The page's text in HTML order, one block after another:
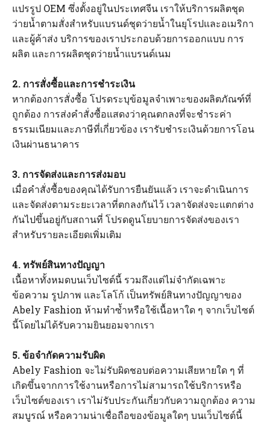
แปรรูป OEM ซึ่งตั้งอยู่ในประเทศจีน เราให้บริการผลิตชุด
ว่ายน้ำตามสั่งสำหรับแบรนด์ชุดว่ายน้ำในยุโรปและอเมริกา
และผู้ค้าส่ง บริการของเราประกอบด้วยการออกแบบ การ
ผลิต และการผลิตชุดว่ายน้ำแบรนด์เนม
2. การสั่งซื้อและการชำระเงิน
หากต้องการสั่งซื้อ โปรดระบุข้อมูลจำเพาะของผลิตภัณฑ์ที่
ถูกต้อง การส่งคำสั่งซื้อแสดงว่าคุณตกลงที่จะชำระค่า
ธรรมเนียมและภาษีที่เกี่ยวข้อง เรารับชำระเงินด้วยการโอน
เงินผ่านธนาคาร
3. การจัดส่งและการส่งมอบ
เมื่อคำสั่งซื้อของคุณได้รับการยืนยันแล้ว เราจะดำเนินการ
และจัดส่งตามระยะเวลาที่ตกลงกันไว้ เวลาจัดส่งจะแตกต่าง
กันไปขึ้นอยู่กับสถานที่ โปรดดูนโยบายการจัดส่งของเรา
สำหรับรายละเอียดเพิ่มเติม
4. ทรัพย์สินทางปัญญา
เนื้อหาทั้งหมดบนเว็บไซต์นี้ รวมถึงแต่ไม่จำกัดเฉพาะ
ข้อความ รูปภาพ และโลโก้ เป็นทรัพย์สินทางปัญญาของ
Abely Fashion ห้ามทำซ้ำหรือใช้เนื้อหาใด ๆ จากเว็บไซต์
นี้โดยไม่ได้รับความยินยอมจากเรา
5. ข้อจำกัดความรับผิด
Abely Fashion จะไม่รับผิดชอบต่อความเสียหายใด ๆ ที่
เกิดขึ้นจากการใช้งานหรือการไม่สามารถใช้บริการหรือ
เว็บไซต์ของเรา เราไม่รับประกันเกี่ยวกับความถูกต้อง ความ
สมบูรณ์ หรือความน่าเชื่อถือของข้อมูลใดๆ บนเว็บไซต์นี้